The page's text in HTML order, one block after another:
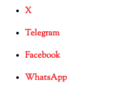
X
Telegram
Facebook
WhatsApp